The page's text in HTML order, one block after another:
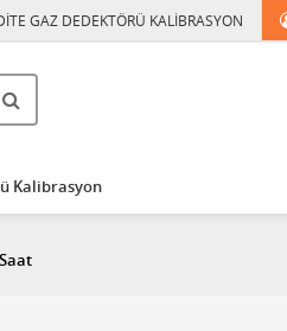
GAZ DEDEKTÖRÜ KALİBRASYON
Kalibrasyon